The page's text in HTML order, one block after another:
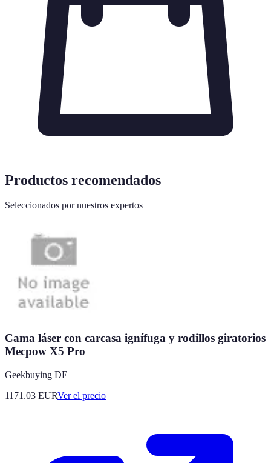
Productos recomendados
Seleccionados por nuestros expertos
Cama láser con carcasa ignífuga y rodillos giratorios
Mecpow X5 Pro
Geekbuying DE
1171.03 EURVer el precio